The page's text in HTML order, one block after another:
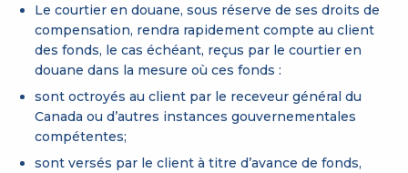
Le courtier en douane, sous réserve de ses droits de
compensation, rendra rapidement compte au client
des fonds, le cas échéant, reçus par le courtier en
douane dans la mesure où ces fonds :
sont octroyés au client par le receveur général du
Canada ou d’autres instances gouvernementales
compétentes;
sont versés par le client à titre d’avance de fonds,